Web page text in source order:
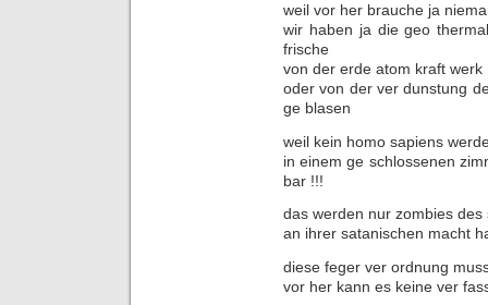
weil vor her brauche ja
wir haben ja die geo
frische
von der erde atom kraft
oder von der ver dunstung
ge blasen
weil kein homo sapiens
in einem ge schlossenen
bar !!!
das werden nur zombies
an ihrer satanischen macht
diese feger ver ordnung
vor her kann es keine ver